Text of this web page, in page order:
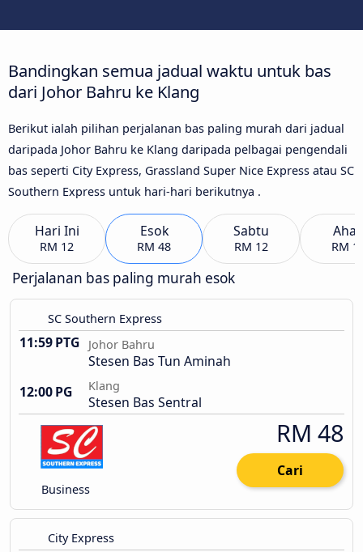
Bandingkan semua jadual waktu untuk bas
dari Johor Bahru ke Klang
Berikut ialah pilihan perjalanan bas paling murah dari jadual
daripada Johor Bahru ke Klang daripada pelbagai pengendali
bas seperti City Express, Grassland Super Nice Express atau SC
Southern Express untuk hari-hari berikutnya .
Hari Ini
RM 12
Esok
RM 48
Sabtu
RM 12 RM
Perjalanan bas paling murah esok
SC Southern Express
11:59 PTG Johor Bahru
Stesen Bas Tun Aminah
12:00 PG
Klang
Stesen Bas Sentral
Business
RM 48
Cari
City Express